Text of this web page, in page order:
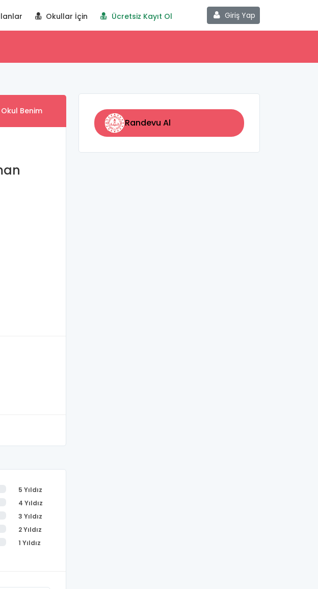
Giriş Yap
Okullar İçin Ücretsiz Kayıt Ol
Okul Benim
5 Yıldız
4 Yıldız
3 Yıldız
2 Yıldız
1 Yıldız
Randevu Al